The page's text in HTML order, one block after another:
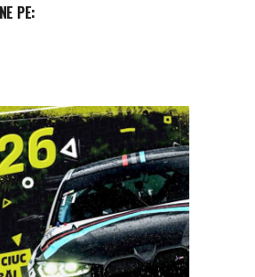
PE: